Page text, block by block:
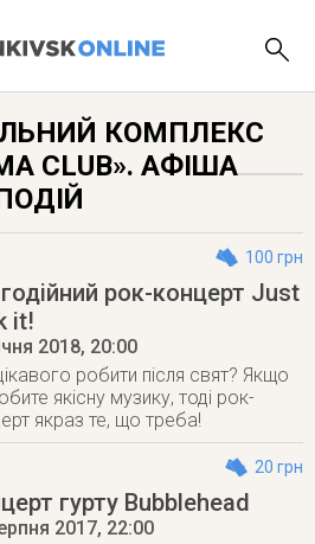
КОМПЛЕКС
CLUB». АФІША
100 грн
рок-концерт Just
it!
2018, 20:00
робити після свят? Якщо
якісну музику, тоді рок-
якраз те, що треба!
20 грн
гурту Bubblehead
2017, 22:00